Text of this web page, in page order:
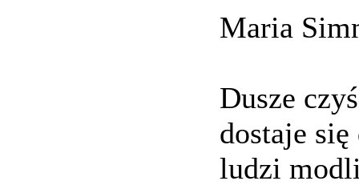
Maria
Dusze
dostaje się
ludzi